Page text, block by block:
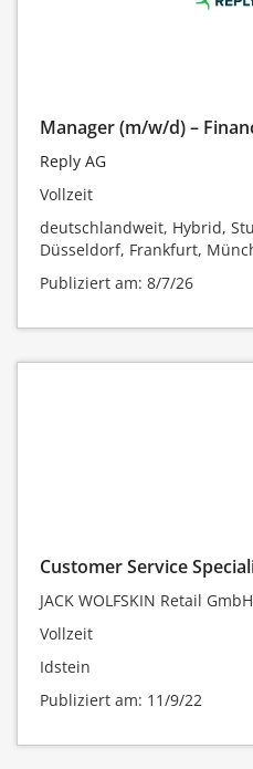
Manager (m/w/d) –
Reply AG
Vollzeit
deutschlandweit, Hybrid,
Düsseldorf, Frankfurt,
Publiziert am: 8/7/26
Customer Service
JACK WOLFSKIN Retail GmbH
Vollzeit
Idstein
Publiziert am: 11/9/22